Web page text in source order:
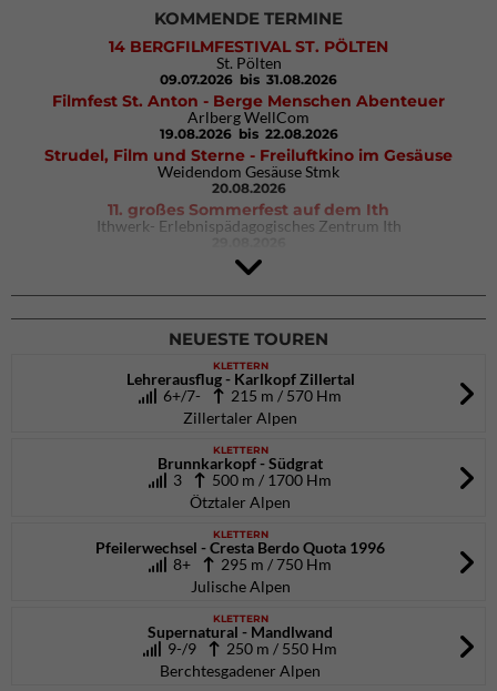
KOMMENDE TERMINE
14 BERGFILMFESTIVAL ST. PÖLTEN
St. Pölten
09.07.2026 bis 31.08.2026
Filmfest St. Anton - Berge Menschen Abenteuer
Arlberg WellCom
19.08.2026 bis 22.08.2026
Strudel, Film und Sterne - Freiluftkino im Gesäuse
Weidendom Gesäuse Stmk
20.08.2026
11. großes Sommerfest auf dem Ith
Ithwerk- Erlebnispädagogisches Zentrum Ith
4Blocs KIDS 2026
DAV Kletter- & Boulderzentrum München Süd (Thalkirchen)
26.09.2026
NEUESTE TOUREN
KLETTERN
Lehrerausflug - Karlkopf Zillertal
6+/7-
215 m / 570 Hm
Zillertaler Alpen
KLETTERN
Brunnkarkopf - Südgrat
3
500 m / 1700 Hm
Ötztaler Alpen
KLETTERN
Pfeilerwechsel - Cresta Berdo Quota 1996
8+
295 m / 750 Hm
Julische Alpen
KLETTERN
Supernatural - Mandlwand
9-/9
250 m / 550 Hm
Berchtesgadener Alpen